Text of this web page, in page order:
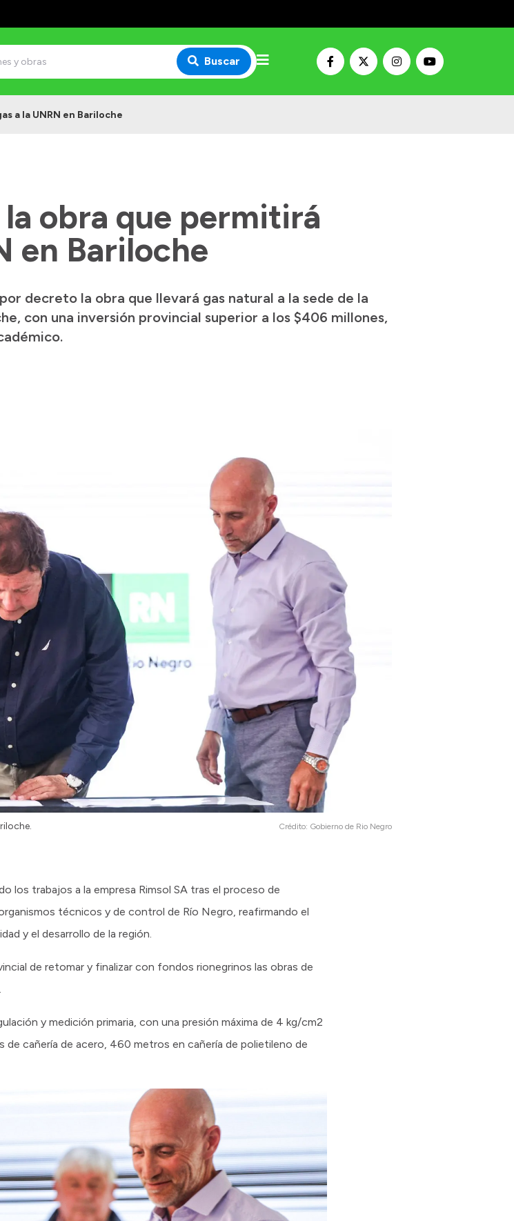
Buscar
a la UNRN en Bariloche
obra que permitirá
en Bariloche
decreto la obra que llevará gas natural a la sede de la
con una inversión provincial superior a los $406 millones,
Crédito: Gobierno de Rio Negro
los trabajos a la empresa Rimsol SA tras el proceso de
técnicos y de control de Río Negro, reafirmando el
y el desarrollo de la región.
de retomar y finalizar con fondos rionegrinos las obras de
y medición primaria, con una presión máxima de 4 kg/cm2
de cañería de acero, 460 metros en cañería de polietileno de